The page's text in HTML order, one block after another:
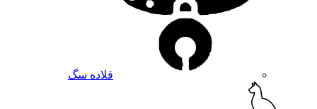
قلاده سگ